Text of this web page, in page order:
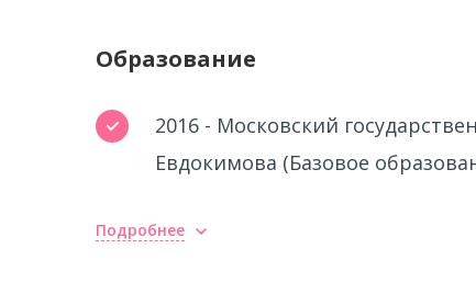
Образование
2016 - Московский
Евдокимова (Базовое
Подробнее